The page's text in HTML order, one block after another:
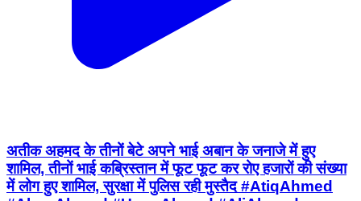
अतीक अहमद के तीनों बेटे अपने भाई अबान के जनाजे में हुए
शामिल, तीनों भाई कब्रिस्तान में फूट फूट कर रोए हजारों की संख्या
में लोग हुए शामिल, सुरक्षा में पुलिस रही मुस्तैद #AtiqAhmed